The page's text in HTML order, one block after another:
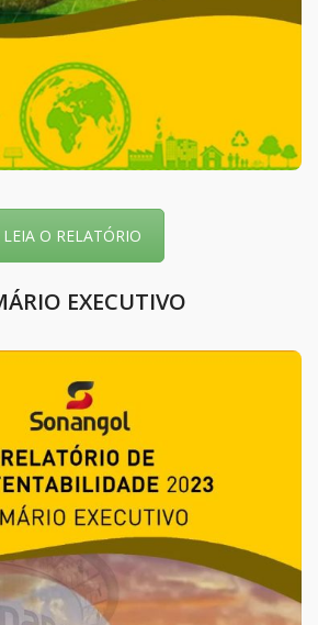
LEIA O RELATÓRIO
EXECUTIVO